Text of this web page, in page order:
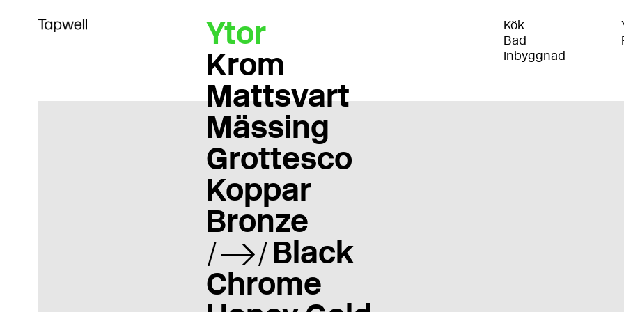
Ytor
Krom
Mattsvart
Mässing
Grottesco
Koppar
Bronze
Black
Chrome
Kök
Bad
Inbyggnad